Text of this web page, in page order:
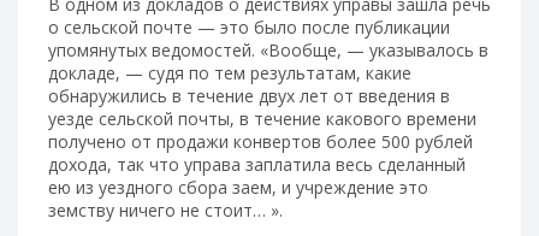
о сельской почте — это было после публикации
упомянутых ведомостей. «Вообще, — указывалось в
докладе, — судя по тем результатам, какие
обнаружились в течение двух лет от введения в
уезде сельской почты, в течение какового времени
получено от продажи конвертов более 500 рублей
дохода, так что управа заплатила весь сделанный
ею из уездного сбора заем, и учреждение это
земству ничего не стоит… ».